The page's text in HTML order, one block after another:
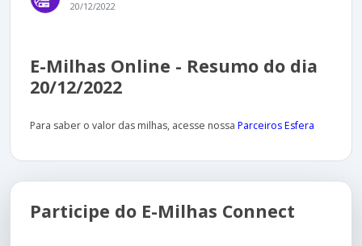
20/12/2022
E-Milhas Online - Resumo do dia
20/12/2022
Para saber o valor das milhas, acesse nossa Parceiros Esfera
Participe do E-Milhas Connect